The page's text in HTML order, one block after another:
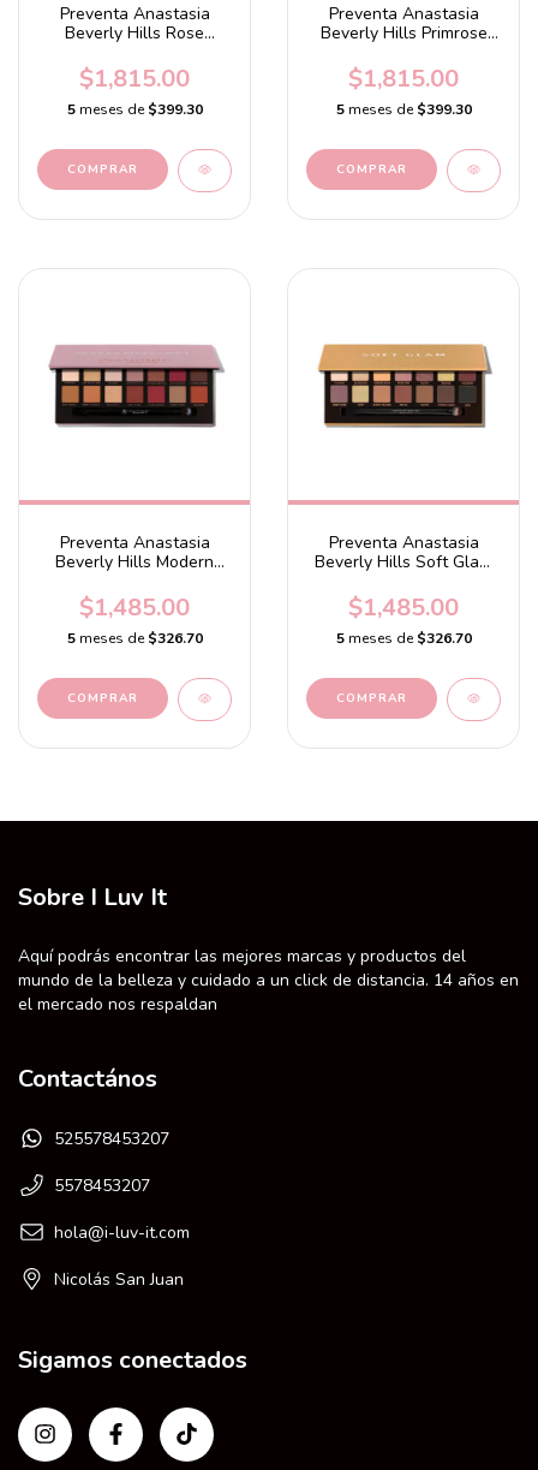
Preventa Anastasia
Beverly Hills Rose
$1,815.00
5 meses de$399.30
Preventa Anastasia
Beverly Hills Primrose
$1,815.00
5 meses de$399.30
Preventa Anastasia
Beverly Hills Modern
Palette
$1,485.00
5 meses de$326.70
Preventa Anastasia
Beverly Hills Soft Glam
$1,485.00
5 meses de$326.70
Sobre I Luv It
Aquí podrás encontrar las mejores marcas y productos del
mundo de la belleza y cuidado a un click de distancia. 14 años en
el mercado nos respaldan
Contactános
525578453207
5578453207
hola@i-luv-it.com
Nicolás San Juan
Sigamos conectados